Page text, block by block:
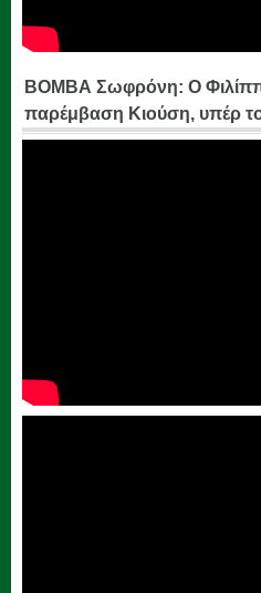
ΒΟΜΒΑ Σωφρόνη: Ο
παρέμβαση Κιούση, υπέρ